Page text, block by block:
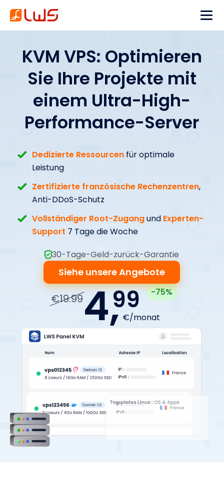
KVM VPS: Optimieren
Sie Ihre Projekte mit
einem Ultra-High-
Performance-Server
Dedizierte Ressourcenfür optimale
Leistung
Zertifizierte französische Rechenzentren,
Anti-DDoS-Schutz
Vollständiger Root-Zugangund Experten-
Support 7 Tage die Woche
€19.994,99
€/monat
-75%
Siehe unsere Angebote
30-Tage-Geld-zurück-Garantie